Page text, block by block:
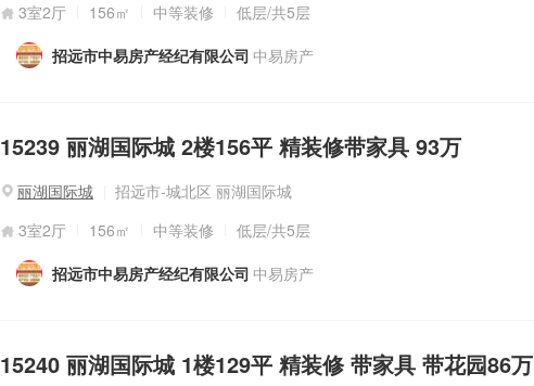
3室2厅
156㎡ 中等装修 低层/共5层
招远市中易房产经纪有限公司 中易房产
15239 丽湖国际城 2楼156平 精装修带家具 93万
丽湖国际城
招远市-城北区 丽湖国际城
3室2厅
156㎡ 中等装修 低层/共5层
招远市中易房产经纪有限公司 中易房产
15240 丽湖国际城 1楼129平 精装修 带家具 带花园86万